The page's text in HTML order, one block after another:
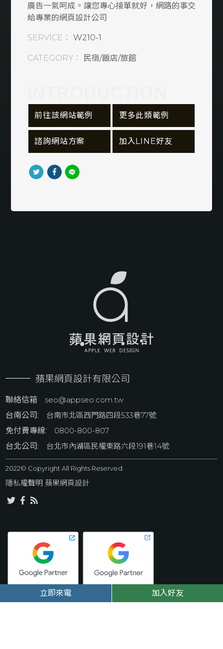
旅行/旅遊/租車
民宿/飯店/旅館
衛生/清潔/環保
食品/飲料/餐廳
服務業
美容/美髮/美妝
廣告一氣呵成。讓您專心接單就好，網路的事交
給專業的網頁設計公司
SERVICE： W210-1
CATEGORY： 民宿/飯店/旅館
前往該網站範例 更多此類範例
諮詢網站方案 加入LINE好友
蘋果網頁設計有限公司
聯絡信箱 seo@appseo.com.tw
免付費專線: 0800-800-807
台南公司: 台南市北區西門路四段533巷77號
台北公司: 台北市內湖區民權東路六段191巷14號
2022© Copyright All Rights Reserved
隱私權聲明 蘋果網頁設計
立即來電 加入好友